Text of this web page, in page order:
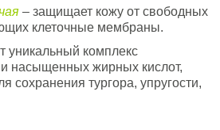
– защищает кожу от свободных
клеточные мембраны.
уникальный комплекс
насыщенных жирных кислот,
сохранения тургора, упругости,